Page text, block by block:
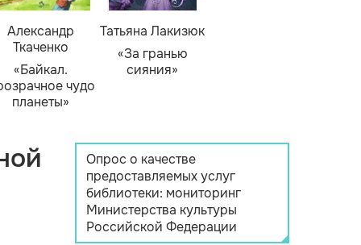
Александр
Ткаченко
«Байкал.
чудо
планеты»
Татьяна Лакизюк
«За гранью
сияния»
Опрос о качестве
предоставляемых услуг
библиотеки: мониторинг
Министерства культуры
Российской Федерации